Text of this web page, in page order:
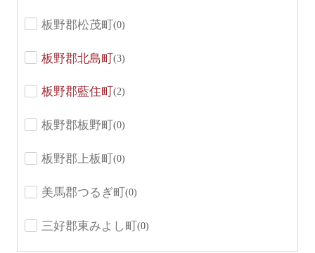
板野郡松茂町(0)
板野郡北島町(3)
板野郡藍住町 (2)
板野郡板野町 (0)
板野郡上板町(0)
美馬郡つるぎ町(0)
三好郡東みよし町(0)